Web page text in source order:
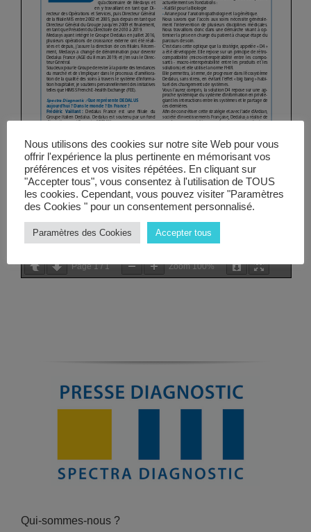
Annonceurs
Page1/1 Zoom100%
Qui-sommes-nous ?
Nous utilisons des cookies sur notre site Web pour vous
offrir l'expérience la plus pertinente en mémorisant vos
préférences et vos visites répétées. En cliquant sur
"Accepter tous", vous consentez à l'utilisation de TOUS
les cookies. Cependant, vous pouvez visiter "Paramètres
des Cookies " pour un consentement personnalisé.
Paramètres des Cookies Accepter tous